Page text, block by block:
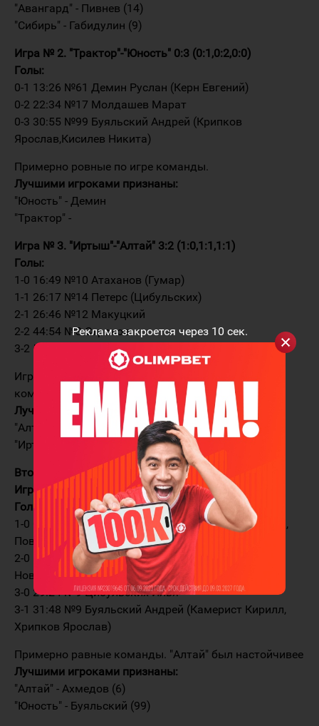
Реклама закроется через 10 сек.
"Авангард" - Пивнев (14)
"Сибирь" - Габидулин (9)
Игра № 2. "Трактор"-"Юность" 0:3 (0:1,0:2,0:0)
Голы:
0-1 13:26 №61 Демин Руслан (Керн Евгений)
0-2 22:34 №17 Молдашев Марат
0-3 30:55 №99 Буяльский Андрей (Крипков
Ярослав,Кисилев Никита)
Примерно ровные по игре команды.
Лучшими игроками признаны:
"Юность" - Демин
"Трактор" -
Игра № 3. "Иртыш"-"Алтай" 3:2 (1:0,1:1,1:1)
Голы:
1-0 16:49 №10 Атаханов (Гумар)
1-1 26:17 №14 Петерс (Цибульских)
2-1 26:46 №12 Макуцкий
2-2 44:54 №3 Стронов
3-2 52:29 №12 Макуцкий
Игра на контр-атаках. Примерно равные по силе
команды. Счет мог быть крупнее.
Лучшими игроками признаны:
"Алтай" - Кундиус (1)
"Иртыш" - Макуцкий (12)
Второй игровой день "Кубка Иртыша-2011"
Игра № 4. "Алтай"-"Юность" 3:1 (2:0,1:1,0:0)
Голы:
1-0 07:45 №17 Новичков Кирилл (Цибульских Илья,
Повельев Владислав)
2-0 11:49 №14 Петерс Андрей (Цибульских Илья,
Новичков Кирилл)
3-0 29:24 №9 Цибульских Илья
3-1 31:48 №9 Буяльский Андрей (Камерист Кирилл,
Хрипков Ярослав)
Примерно равные команды. "Алтай" был настойчивее
Лучшими игроками признаны:
"Алтай" - Ахмедов (6)
"Юность" - Буяльский (99)